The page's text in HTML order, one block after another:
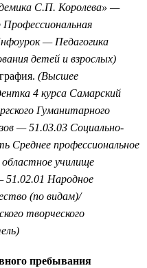
С.П. Королева» —
— Педагогика
детей и взрослых)
(Высшее
4 курса Самарский
Гуманитарного
— 51.03.03 Социально-
Среднее профессиональное
училище
51.02.01 Народное
(по видам)/
творческого
пребывания